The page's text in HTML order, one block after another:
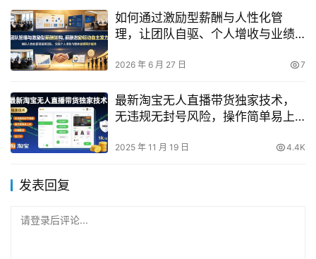
如何通过激励型薪酬与人性化管
理，让团队自驱、个人增收与业绩
2026 年 6 月 27 日 7
最新淘宝无人直播带货独家技术，
无违规无封号风险，操作简单易上
2025 年 11 月 19 日 4.4K
发表回复
请登录后评论...